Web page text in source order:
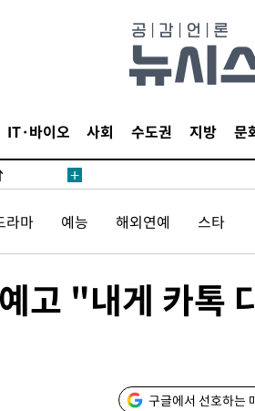
IT·바이오 사회 수도권 지방 문
라마 예능 해외연예 스타
고 "내게 카톡
구글에서 선호하는